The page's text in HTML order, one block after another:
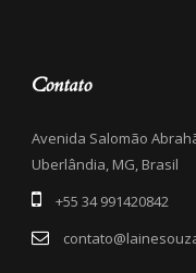
Contato
Avenida Salomão
Uberlândia, MG, Brasil
+55 34 991420842